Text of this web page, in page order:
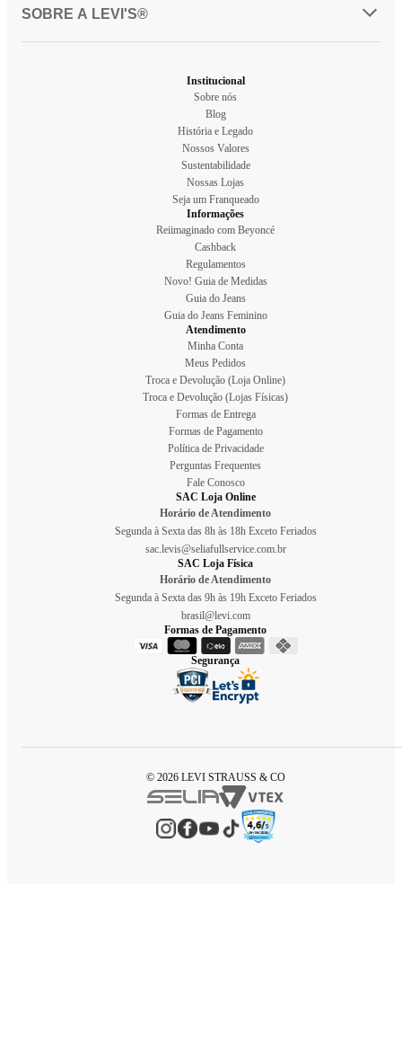
SOBRE A LEVI'S®
Institucional
Sobre nós
Blog
História e Legado
Nossos Valores
Sustentabilidade
Nossas Lojas
Seja um Franqueado
Informações
Reiimaginado com Beyoncé
Cashback
Regulamentos
Novo! Guia de Medidas
Guia do Jeans
Guia do Jeans Feminino
Atendimento
Minha Conta
Meus Pedidos
Troca e Devolução (Loja Online)
Troca e Devolução (Lojas Físicas)
Formas de Entrega
Formas de Pagamento
Política de Privacidade
Perguntas Frequentes
Fale Conosco
SAC Loja Online
Horário de Atendimento
Segunda à Sexta das 8h às 18h Exceto Feriados
sac.levis@seliafullservice.com.br
SAC Loja Física
Horário de Atendimento
Segunda à Sexta das 9h às 19h Exceto Feriados
brasil@levi.com
Formas de Pagamento
Segurança
© 2026 LEVI STRAUSS & CO